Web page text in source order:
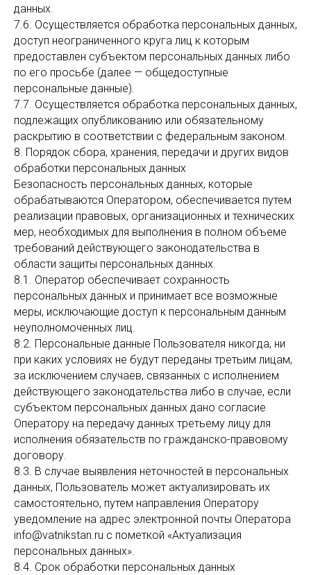
данных.
7.6. Осуществляется обработка персональных данных,
доступ неограниченного круга лиц к которым
предоставлен субъектом персональных данных либо
по его просьбе (далее — общедоступные
персональные данные).
7.7. Осуществляется обработка персональных данных,
подлежащих опубликованию или обязательному
раскрытию в соответствии с федеральным законом.
8. Порядок сбора, хранения, передачи и других видов
обработки персональных данных
Безопасность персональных данных, которые
обрабатываются Оператором, обеспечивается путем
реализации правовых, организационных и технических
мер, необходимых для выполнения в полном объеме
требований действующего законодательства в
области защиты персональных данных.
8.1. Оператор обеспечивает сохранность
персональных данных и принимает все возможные
меры, исключающие доступ к персональным данным
неуполномоченных лиц.
8.2. Персональные данные Пользователя никогда, ни
при каких условиях не будут переданы третьим лицам,
за исключением случаев, связанных с исполнением
действующего законодательства либо в случае, если
субъектом персональных данных дано согласие
Оператору на передачу данных третьему лицу для
исполнения обязательств по гражданско-правовому
договору.
8.3. В случае выявления неточностей в персональных
данных, Пользователь может актуализировать их
самостоятельно, путем направления Оператору
уведомление на адрес электронной почты Оператора
info@vatnikstan.ru с пометкой «Актуализация
персональных данных».
8.4. Срок обработки персональных данных